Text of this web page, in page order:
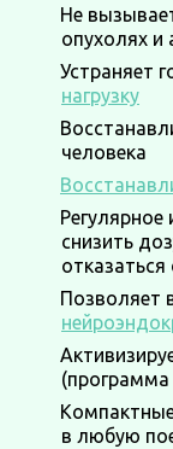
Не
опухолях и
Устраняет
нагрузку
человека
Регулярное
снизить
Позволяет
(программа
в любую